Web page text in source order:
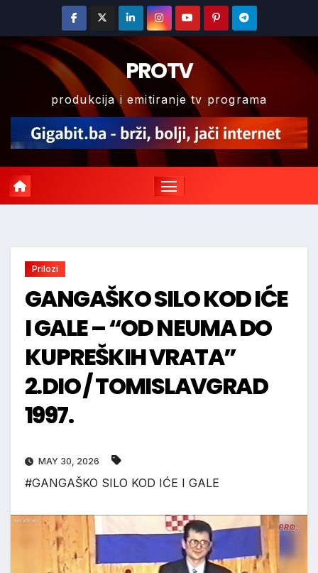
content
PROTV
produkcija i emitiranje tv programa
Prilozi
GANGAŠKO SILO KOD IĆE
I GALE – “OD NEUMA DO
KUPREŠKIH VRATA”
2.DIO / TOMISLAVGRAD
1997.
MAY 30, 2026
#GANGAŠKO SILO KOD IĆE I GALE